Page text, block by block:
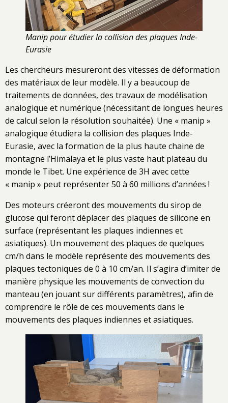
Manip pour étudier la collision des plaques Inde-
Eurasie
Les chercheurs mesureront des vitesses de déformation
des matériaux de leur modèle. Il y a beaucoup de
traitements de données, des travaux de modélisation
analogique et numérique (nécessitant de longues heures
de calcul selon la résolution souhaitée). Une « manip »
analogique étudiera la collision des plaques Inde-
Eurasie, avec la formation de la plus haute chaine de
montagne l’Himalaya et le plus vaste haut plateau du
monde le Tibet. Une expérience de 3H avec cette
« manip » peut représenter 50 à 60 millions d’années !
Des moteurs créeront des mouvements du sirop de
glucose qui feront déplacer des plaques de silicone en
surface (représentant les plaques indiennes et
asiatiques). Un mouvement des plaques de quelques
cm/h dans le modèle représente des mouvements des
plaques tectoniques de 0 à 10 cm/an. Il s’agira d’imiter de
manière physique les mouvements de convection du
manteau (en jouant sur différents paramètres), afin de
comprendre le rôle de ces mouvements dans le
mouvements des plaques indiennes et asiatiques.